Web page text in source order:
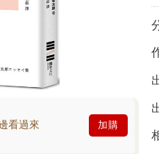
看過來 加購